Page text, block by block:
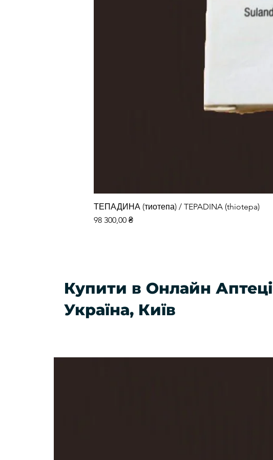
ТЕПАДИНА (тиотепа) / TEPADINA (thiotepa)
Ціна
98 300,00 ₴
Купити в Онлайн Аптеці
Україна, Київ